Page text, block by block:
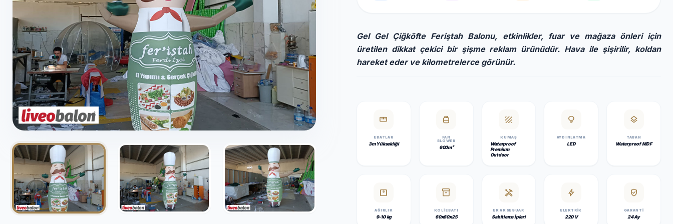
Gel Gel Çiğköfte Feriştah Balonu, etkinlikler, fuar ve mağaza önleri için
üretilen dikkat çekici bir şişme reklam ürünüdür. Hava ile şişirilir, koldan
hareket eder ve kilometrelerce görünür.
straighten
EBATLAR
3m Yüksekliği
propane_tank
FAN
BLOWER
600m³
texture
KUMAŞ
Waterproof
Premium
Outdoor
lightbulb
AYDINLATMA
LED
layers
TABAN
Waterproof MDF
monitor_weight
AĞIRLIK
9-10 kg
inventory_2
KOLI EBATI
60x60x25
handyman
EK AKSESUAR
Sabitleme İpleri
bolt
ELEKTRIK
220 V
verified_user
GARANTI
24 Ay